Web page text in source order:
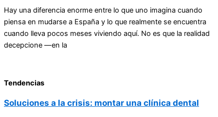
Hay una diferencia enorme entre lo que uno imagina cuando
piensa en mudarse a España y lo que realmente se encuentra
cuando lleva pocos meses viviendo aquí. No es que la realidad
decepcione —en la
Tendencias
Soluciones a la crisis: montar una clínica dental